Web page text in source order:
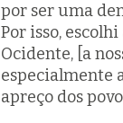
por ser uma
Por isso,
Ocidente, [a
especialmente
apreço dos